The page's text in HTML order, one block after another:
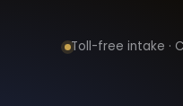
Toll-free intake ·